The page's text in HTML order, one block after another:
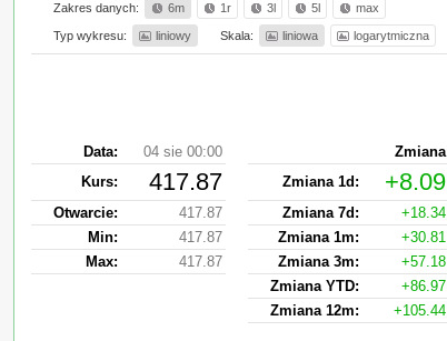
Zakres danych: 6m 1r 3l 5l max
Typ wykresu: liniowy Skala: liniowa logarytmiczna
Data:
04 sie 00:00
Kurs: 417.87
Otwarcie:
417.87
Min:
417.87
Max:
417.87
Zmiana
Zmiana 1d:
+8.09
Zmiana 7d: +18.34
Zmiana 1m:
+30.81
Zmiana 3m:
+57.18
Zmiana YTD:
+86.97
Zmiana 12m:
+105.44